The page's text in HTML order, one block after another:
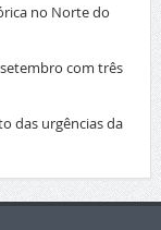
no Norte do
com três
das urgências da